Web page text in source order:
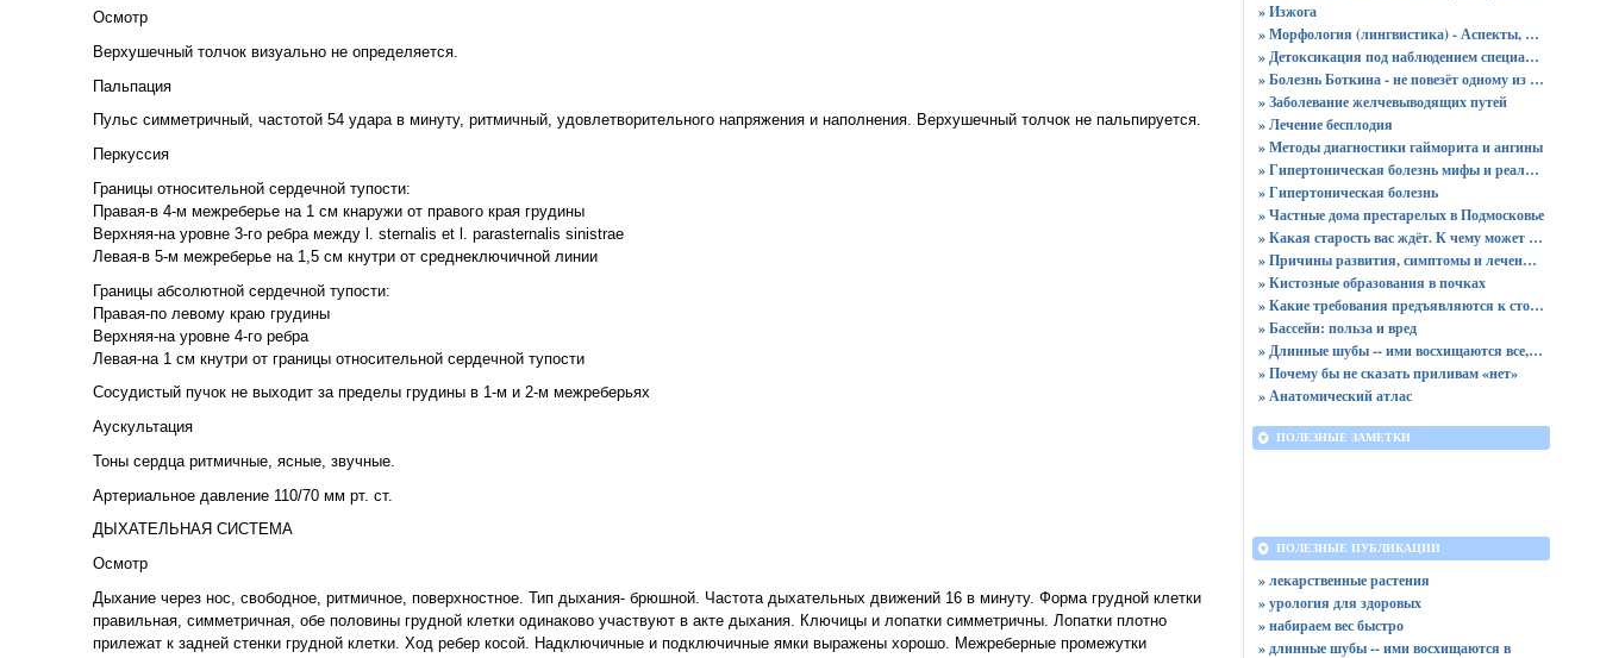
Осмотр
Верхушечный толчок визуально не определяется.
Пальпация
Пульс симметричный, частотой 54 удара в минуту, ритмичный, удовлетворительного напряжения и наполнения. Верхушечный толчок не пальпируется.
Перкуссия
Границы относительной сердечной тупости:
Правая-в 4-м межреберье на 1 см кнаружи от правого края грудины
Верхняя-на уровне 3-го ребра между l. sternalis et l. parasternalis sinistrae
Левая-в 5-м межреберье на 1,5 см кнутри от среднеключичной линии
Границы абсолютной сердечной тупости:
Правая-по левому краю грудины
Верхняя-на уровне 4-го ребра
Левая-на 1 см кнутри от границы относительной сердечной тупости
Сосудистый пучок не выходит за пределы грудины в 1-м и 2-м межреберьях
Аускультация
Тоны сердца ритмичные, ясные, звучные.
Артериальное давление 110/70 мм рт. ст.
ДЫХАТЕЛЬНАЯ СИСТЕМА
Осмотр
Дыхание через нос, свободное, ритмичное, поверхностное. Тип дыхания- брюшной. Частота дыхательных движений 16 в минуту. Форма грудной клетки
правильная, симметричная, обе половины грудной клетки одинаково участвуют в акте дыхания. Ключицы и лопатки симметричны. Лопатки плотно
прилежат к задней стенки грудной клетки. Ход ребер косой. Надключичные и подключичные ямки выражены хорошо. Межреберные промежутки
» Изжога
» Морфология (лингвистика) - Аспекты, изучаемые морфологией
» Детоксикация под наблюдением специалистов
» Болезнь Боткина - не повезёт одному из ста
» Заболевание желчевыводящих путей
» Лечение бесплодия
» Методы диагностики гайморита и ангины
» Гипертоническая болезнь мифы и реальность
» Гипертоническая болезнь
» Частные дома престарелых в Подмосковье
» Какая старость вас ждёт. К чему может привести жестокое обращение с ребёнком
» Причины развития, симптомы и лечение хронического пиелонефрита
» Кистозные образования в почках
» Какие требования предъявляются к стоматологическому оборудованию?
» Бассейн: польза и вред
» Длинные шубы -- ими восхищаются все, но идут они не всем
» Почему бы не сказать приливам «нет»
» Анатомический атлас
ПОЛЕЗНЫЕ ЗАМЕТКИ
ПОЛЕЗНЫЕ ПУБЛИКАЦИИ
» лекарственные растения
» урология для здоровых
» набираем вес быстро
» длинные шубы -- ими восхищаются в